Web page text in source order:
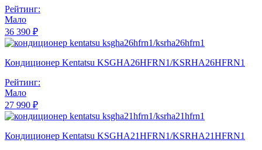
Рейтинг:
Мало
36 390 ₽
Кондиционер Kentatsu KSGHA26HFRN1/KSRHA26HFRN1
Рейтинг:
Мало
27 990 ₽
Кондиционер Kentatsu KSGHA21HFRN1/KSRHA21HFRN1